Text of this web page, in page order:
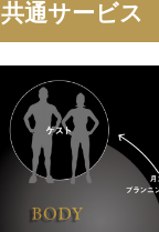
通サービス